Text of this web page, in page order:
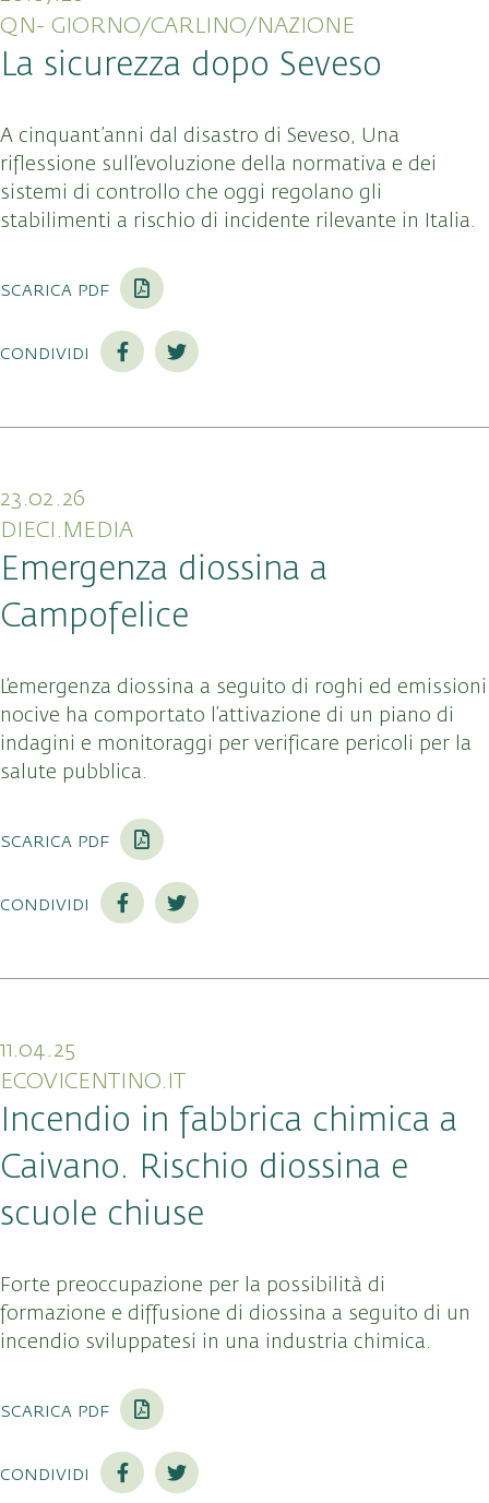
QN- GIORNO/CARLINO/NAZIONE
La sicurezza dopo Seveso
A cinquant’anni dal disastro di Seveso, Una
riflessione sull’evoluzione della normativa e dei
sistemi di controllo che oggi regolano gli
stabilimenti a rischio di incidente rilevante in Italia.
scarica pdf
condividi
23.02.26
DIECI.MEDIA
Emergenza diossina a
Campofelice
L’emergenza diossina a seguito di roghi ed emissioni
nocive ha comportato l’attivazione di un piano di
indagini e monitoraggi per verificare pericoli per la
salute pubblica.
scarica pdf
condividi
11.04.25
ECOVICENTINO.IT
Incendio in fabbrica chimica a
Caivano. Rischio diossina e
scuole chiuse
Forte preoccupazione per la possibilità di
formazione e diffusione di diossina a seguito di un
incendio sviluppatesi in una industria chimica.
scarica pdf
condividi